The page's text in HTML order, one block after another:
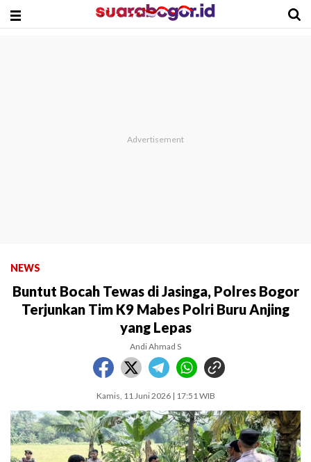
NEWS
Buntut Bocah Tewas di Jasinga, Polres Bogor
Terjunkan Tim K9 Mabes Polri Buru Anjing
yang Lepas
Andi Ahmad S
Kamis, 11 Juni 2026 | 17:51 WIB